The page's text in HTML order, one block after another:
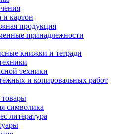
и картон
продукция
принадлежности
книжки и тетради
техники
и копировальных работ
товары
символика
литература